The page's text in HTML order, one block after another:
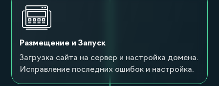
Размещение и Запуск
Загрузка сайта на сервер и настройка домена.
Исправление последних ошибок и настройка.